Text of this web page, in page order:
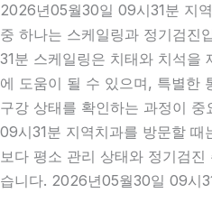
2026년05월30일 09시31분 지
중 하나는 스케일링과 정기검
31분 스케일링은 치태와 치석을
에 도움이 될 수 있으며, 특별한
구강 상태를 확인하는 과정이
09시31분 지역치과를 방문할 때
보다 평소 관리 상태와 정기검
습니다. 2026년05월30일 09시